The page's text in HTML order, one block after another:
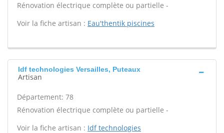
Rénovation électrique complète ou partielle -
Voir la fiche artisan : Eau'thentik piscines
Idf technologies Versailles, Puteaux
Artisan
Département: 78
Rénovation électrique complète ou partielle -
Voir la fiche artisan : Idf technologies